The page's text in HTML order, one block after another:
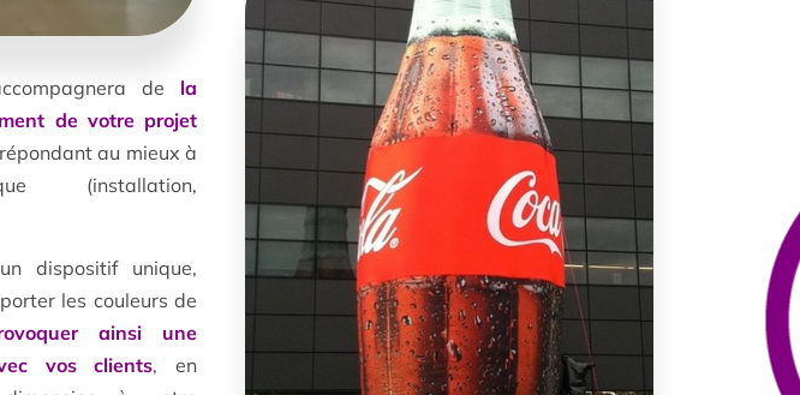
de la
de votre projet
au mieux à
(installation,
dispositif unique,
les couleurs de
ainsi une
vos clients, en